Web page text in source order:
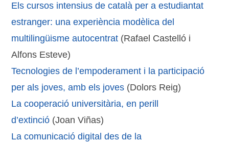
Els cursos intensius de català per a estudiantat
estranger: una experiència modèlica del
multilingüisme autocentrat (Rafael Castelló i
Alfons Esteve)
Tecnologies de l’empoderament i la participació
per als joves, amb els joves (Dolors Reig)
La cooperació universitària, en perill
d’extinció (Joan Viñas)
La comunicació digital des de la